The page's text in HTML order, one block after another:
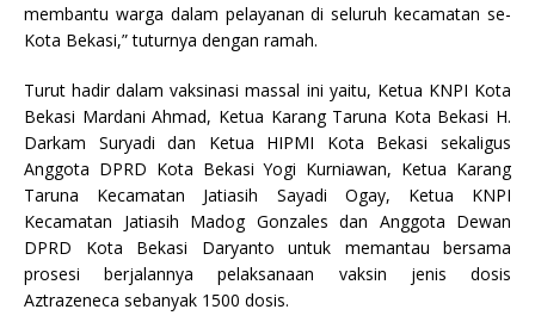
membantu warga dalam pelayanan di seluruh kecamatan se-
Kota Bekasi,” tuturnya dengan ramah.
Turut hadir dalam vaksinasi massal ini yaitu, Ketua KNPI Kota
Bekasi Mardani Ahmad, Ketua Karang Taruna Kota Bekasi H.
Darkam Suryadi dan Ketua HIPMI Kota Bekasi sekaligus
Anggota DPRD Kota Bekasi Yogi Kurniawan, Ketua Karang
Taruna Kecamatan Jatiasih Sayadi Ogay, Ketua KNPI
Kecamatan Jatiasih Madog Gonzales dan Anggota Dewan
DPRD Kota Bekasi Daryanto untuk memantau bersama
prosesi berjalannya pelaksanaan vaksin jenis dosis
Aztrazeneca sebanyak 1500 dosis.